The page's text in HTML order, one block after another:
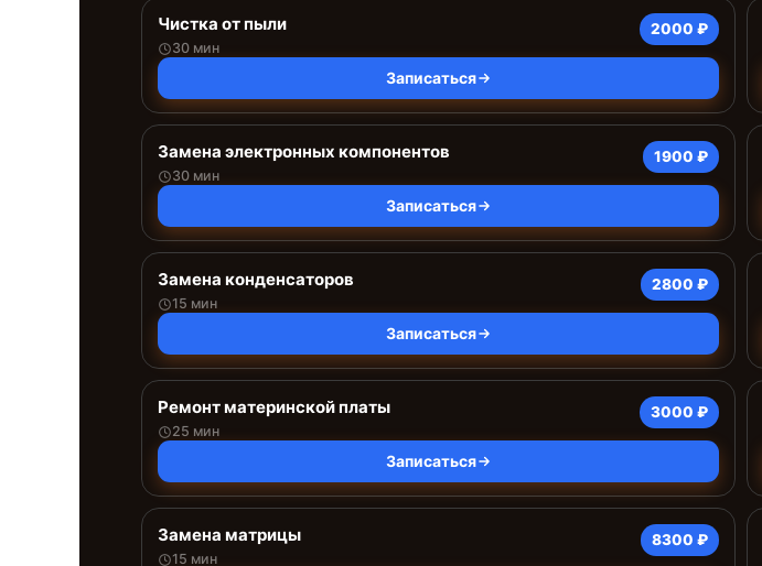
Чистка от пыли
30 мин
2000 ₽
Записаться
Замена электронных компонентов
30 мин
1900 ₽
Записаться
Замена конденсаторов
15 мин
2800 ₽
Записаться
Ремонт материнской платы
25 мин
3000 ₽
Записаться
Замена матрицы
15 мин
8300 ₽